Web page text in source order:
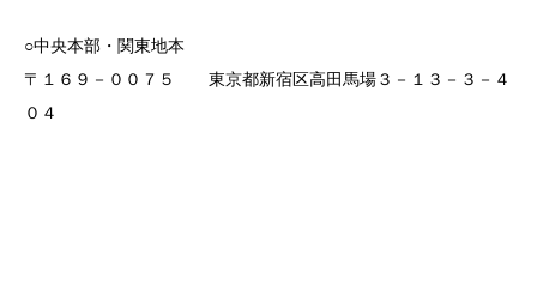
○中央本部・関東地本
〒１６９－００７５ 東京都新宿区高田馬場３－１３－３－４
０４